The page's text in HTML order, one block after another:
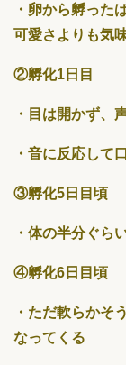
・卵から孵った
可愛さよりも気
②孵化1日目
・目は開かず、
・音に反応して
③孵化5日目頃
・体の半分ぐら
④孵化6日目頃
・ただ軟らかそ
なってくる